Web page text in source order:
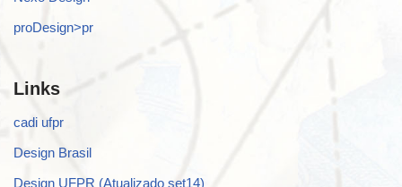
proDesign>pr
Links
cadi ufpr
Design Brasil
Design UFPR (Atualizado set14)